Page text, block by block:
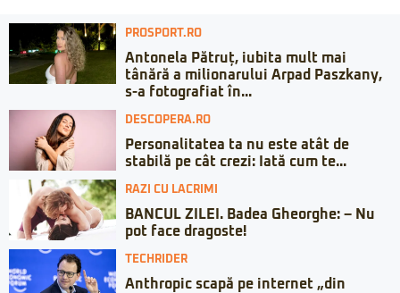
PROSPORT.RO
Antonela Pătruț, iubita mult mai
tânără a milionarului Arpad Paszkany,
s-a fotografiat în...
DESCOPERA.RO
Personalitatea ta nu este atât de
stabilă pe cât crezi: Iată cum te...
RAZI CU LACRIMI
BANCUL ZILEI. Badea Gheorghe: – Nu
pot face dragoste!
TECHRIDER
Anthropic scapă pe internet „din